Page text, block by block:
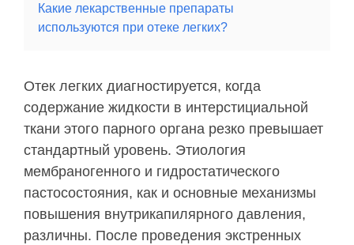
Какие лекарственные препараты
используются при отеке легких?
Отек легких диагностируется, когда
содержание жидкости в интерстициальной
ткани этого парного органа резко превышает
стандартный уровень. Этиология
мембраногенного и гидростатического
пастосостояния, как и основные механизмы
повышения внутрикапилярного давления,
различны. После проведения экстренных